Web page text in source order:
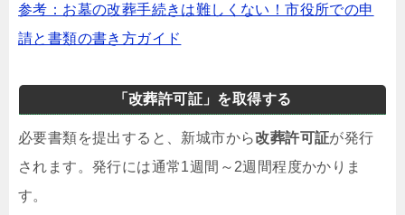
参考：お墓の改葬手続きは難しくない！市役所での申
請と書類の書き方ガイド
「改葬許可証」を取得する
必要書類を提出すると、新城市から改葬許可証が発行
されます。発行には通常1週間～2週間程度かかりま
す。